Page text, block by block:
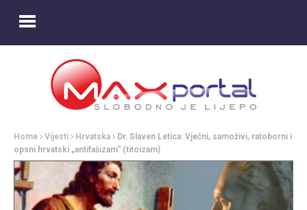
Home Vijesti Hrvatska
Dr. Slaven Letica: Vječni, samoživi, ratoborni i
opsni hrvatski „antifašizam“ (titoizam)